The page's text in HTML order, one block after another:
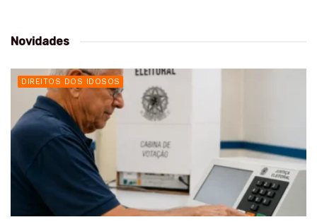
Novidades
DIREITOS DOS IDOSOS